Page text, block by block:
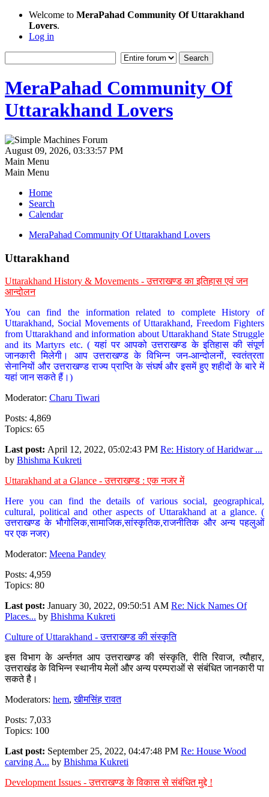
Welcome to MeraPahad Community Of Uttarakhand
Lovers.
Log in
MeraPahad Community Of
Uttarakhand Lovers
August 09, 2026, 03:33:57 PM
Main Menu
Main Menu
Home
Search
Calendar
MeraPahad Community Of Uttarakhand Lovers
Uttarakhand
Uttarakhand History & Movements - उत्तराखण्ड का इतिहास एवं जन
आन्दोलन
You can find the information related to complete History of
Uttarakhand, Social Movements of Uttarakhand, Freedom Fighters
from Uttarakhand and information about Uttarakhand State Struggle
and its Martyrs etc. ( यहां पर आपको उत्तराखण्ड के इतिहास की संपूर्ण
जानकारी मिलेगी। आप उत्तराखण्ड के विभिन्न जन-आन्दोलनों, स्वतंत्रता
सेनानियों और उत्तराखण्ड राज्य प्राप्ति के संघर्ष और इसमें हुए शहीदों के बारे में
यहां जान सकते हैं।)
Moderator: Charu Tiwari
Posts: 4,869
Topics: 65
Last post: April 12, 2022, 05:02:43 PM Re: History of Haridwar ...
by Bhishma Kukreti
Uttarakhand at a Glance - उत्तराखण्ड : एक नजर में
Here you can find the details of various social, geographical,
cultural, political and other aspects of Uttarakhand at a glance. (
उत्तराखण्ड के भौगोलिक,सामाजिक,सांस्कृतिक,राजनीतिक और अन्य पहलुओं
पर एक नजर)
Moderator: Meena Pandey
Posts: 4,959
Topics: 80
Last post: January 30, 2022, 09:50:51 AM Re: Nick Names Of
Places... by Bhishma Kukreti
Culture of Uttarakhand - उत्तराखण्ड की संस्कृति
इस विभाग के अर्न्तगत आप उत्तराखण्ड की संस्कृति, रीति रिवाज, त्यौहार,
उत्तराखंड के विभिन्न स्थानीय मेलों और अन्य परम्पराओं से संबंधित जानकारी पा
सकते है।
Moderators: hem,खीमसिंह रावत
Posts: 7,033
Topics: 100
Last post: September 25, 2022, 04:47:48 PM Re: House Wood
carving A... by Bhishma Kukreti
Development Issues - उत्तराखण्ड के विकास से संबंधित मुद्दे !